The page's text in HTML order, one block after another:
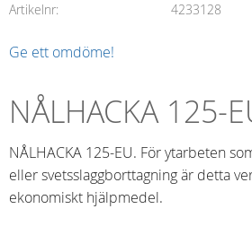
Artikelnr
4233128
Ge ett omdöme!
NÅLHACKA 125-
NÅLHACKA 125-EU. För ytarbeten
eller svetsslaggborttagning är detta
ekonomiskt hjälpmedel.